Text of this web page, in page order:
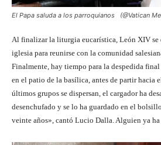
El Papa saluda a los parroquianos (@Vatican
Al finalizar la liturgia eucarística, León XIV se
iglesia para reunirse con la comunidad
Finalmente, hay tiempo para la despedida
en el patio de la basílica, antes de partir hacia
últimos grupos se dispersan, el cargador ha
desenchufado y se lo ha guardado en el
veinte años», cantó Lucio Dalla. Alguien ya ha